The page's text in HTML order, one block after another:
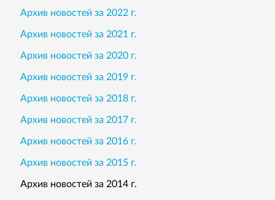
Архив новостей за 2022 г.
Архив новостей за 2021 г.
Архив новостей за 2020 г.
Архив новостей за 2019 г.
Архив новостей за 2018 г.
Архив новостей за 2017 г.
Архив новостей за 2016 г.
Архив новостей за 2015 г.
Архив новостей за 2014 г.